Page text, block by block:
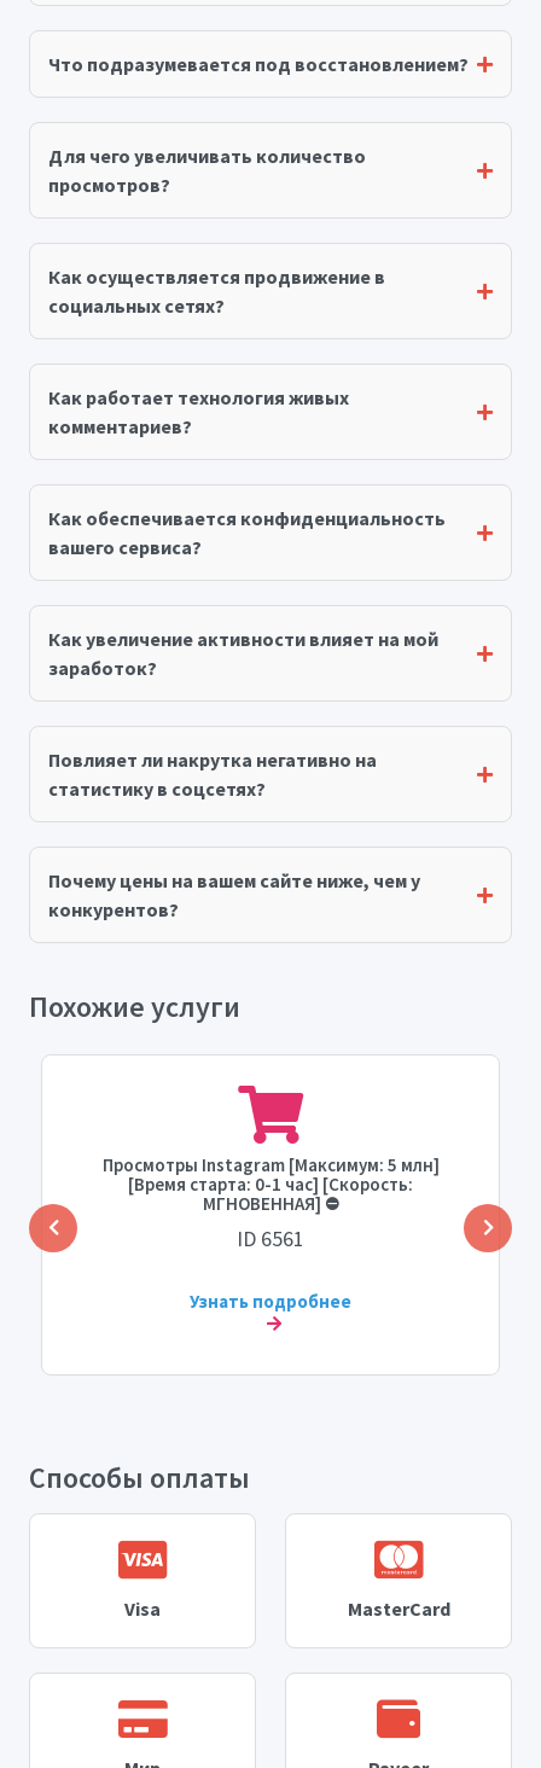
Что подразумевается под восстановлением?
Для чего увеличивать количество
просмотров?
Как осуществляется продвижение в
социальных сетях?
Как работает технология живых
комментариев?
Как обеспечивается конфиденциальность
вашего сервиса?
Как увеличение активности влияет на мой
заработок?
Повлияет ли накрутка негативно на
статистику в соцсетях?
Почему цены на вашем сайте ниже, чем у
конкурентов?
Похожие услуги
Просмотры Instagram [Максимум: 5 млн]
[Время старта: 0-1 час] [Скорость:
МГНОВЕННАЯ] ⛔
ID 6561
Узнать подробнее
Способы оплаты
Visa MasterCard